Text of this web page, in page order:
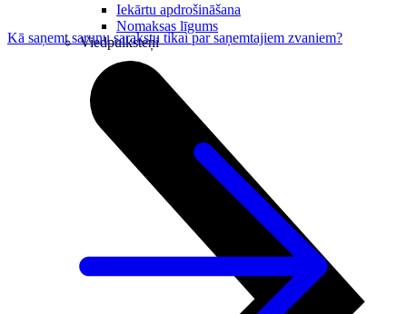
Iekārtu apdrošināšana
Nomaksas līgums
Viedpulksteņi
Kā saņemt sarunu sarakstu tikai par saņemtajiem zvaniem?